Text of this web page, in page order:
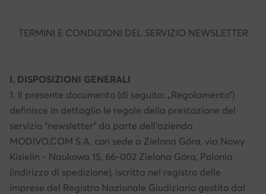
TERMINI E CONDIZIONI DEL SERVIZIO NEWSLETTER
I. DISPOSIZIONI GENERALI
1. Il presente documento (di seguito: „Regolamento”)
definisce in dettaglio le regole della prestazione del
servizio “newsletter” da parte dell'azienda
MODIVO.COM S.A. con sede a Zielona Góra, via Nowy
Kisielin - Naukowa 15, 66-002 Zielona Góra, Polonia
(indirizzo di spedizione), iscritta nel registro delle
imprese del Registro Nazionale Giudiziario gestito dal